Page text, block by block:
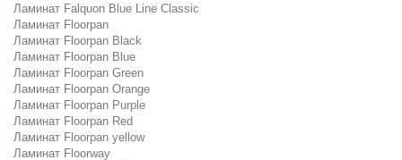
Ламинат Falquon Blue Line Classic
Ламинат Floorpan
Ламинат Floorpan Black
Ламинат Floorpan Blue
Ламинат Floorpan Green
Ламинат Floorpan Orange
Ламинат Floorpan Purple
Ламинат Floorpan Red
Ламинат Floorpan yellow
Ламинат Floorway